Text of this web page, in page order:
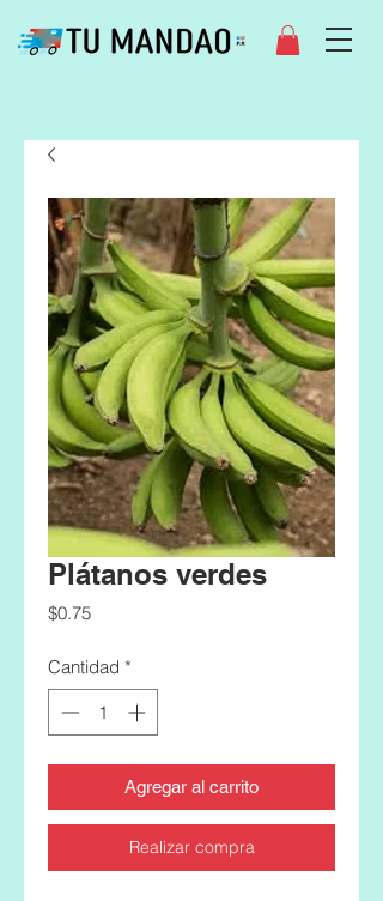
Plátanos verdes
$0.75Precio
Cantidad *
Agregar al carrito
Realizar compra